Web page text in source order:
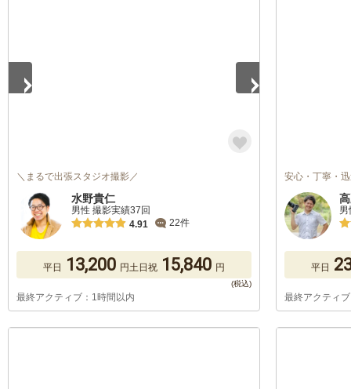
＼まるで出張スタジオ撮影／
水野貴仁
男性 撮影実績37回
4.91
22件
平日 13,200 円土日祝 15,840 円
最終アクティブ：1時間以内
安心・丁寧・
平日
最終アクティ